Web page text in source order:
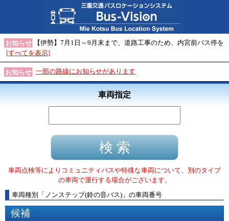
お知らせ
【伊勢】7月1日～9月末まで、道路工事のため、内宮前バス停を
[すべてを表示]
お知らせ 一部の路線にお知らせがあります
車両指定
車両点検等によりコミュニティバスや特殊な車両について、別のタイプ
の車両で運行する場合がございます。
車両種別
「 ノンステップ(鈴の音バス) 」 の車両番号
候補